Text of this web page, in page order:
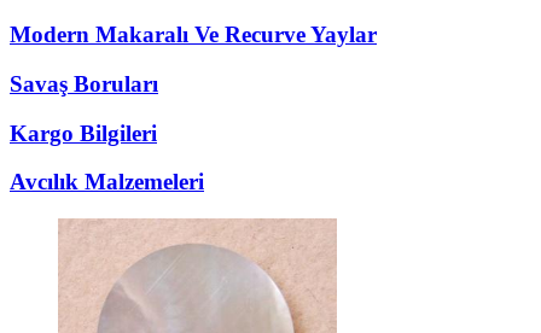
Modern Makaralı Ve Recurve Yaylar
Savaş Boruları
Kargo Bilgileri
Avcılık Malzemeleri